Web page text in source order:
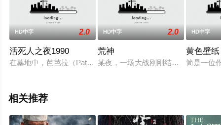
HD中字 2.0
活死人之夜1990
在墓地中，芭芭拉（Patricia Tallman 饰）和哥哥强尼（比尔·莫
HD中字 2.0
荒神
某夜，一场大战刚刚结束，战败的武
HD中字
黄色壁纸
简是一位
相关推荐